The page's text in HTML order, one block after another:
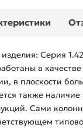
Серия
в
в плоскости
также
Сами